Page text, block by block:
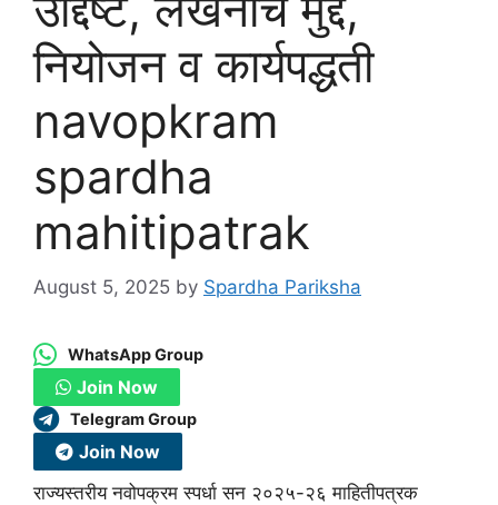
नियोजन व कार्यपद्धती
navopkram
spardha
mahitipatrak
August 5, 2025 by Spardha Pariksha
WhatsApp Group
Join Now
Telegram Group
Join Now
राज्यस्तरीय नवोपक्रम स्पर्धा सन २०२५-२६माहितीपत्रक